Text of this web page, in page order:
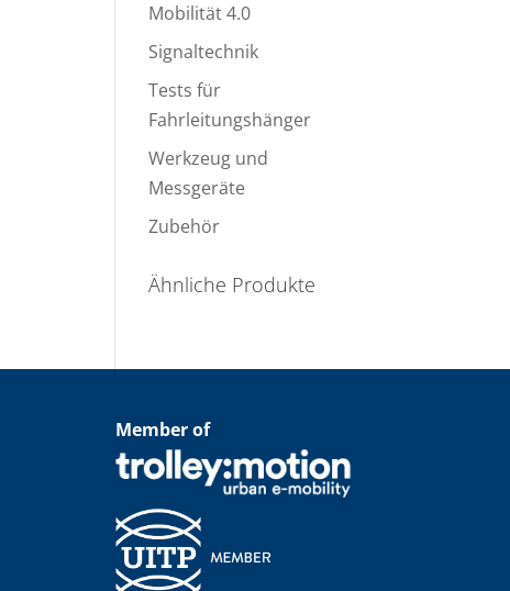
Mobilität 4.0
Signaltechnik
Tests für
Fahrleitungshänger
Werkzeug und
Messgeräte
Zubehör
Ähnliche Produkte
Member of